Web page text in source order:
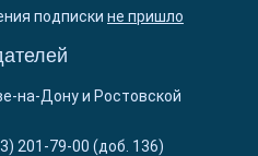
подписки не пришло
на-Дону и Ростовской
201-79-00 (доб. 136)